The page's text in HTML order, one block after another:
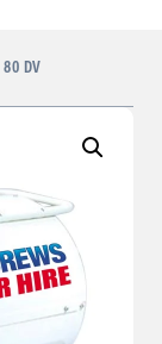
80 DV